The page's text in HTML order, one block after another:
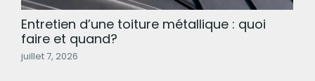
Entretien d’une toiture métallique : quoi
faire et quand?
juillet 7, 2026